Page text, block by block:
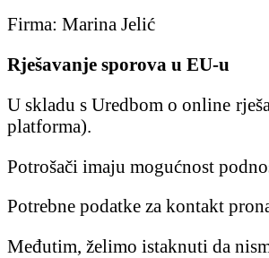
Firma: Marina Jelić
Rješavanje sporova u EU-u
U skladu s Uredbom o online
platforma).
Potrošači imaju mogućnost
Potrebne podatke za kontakt
Međutim, želimo istaknuti da